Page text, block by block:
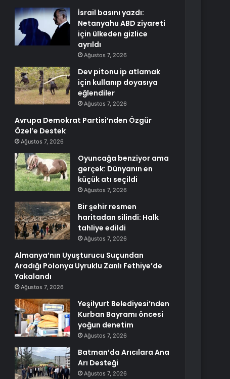
İsrail basını yazdı:
Netanyahu ABD ziyareti
için ülkeden gizlice
ayrıldı
Ağustos 7, 2026
Dev pitonu ip atlamak
için kullanıp doyasıya
eğlendiler
Ağustos 7, 2026
Avrupa Demokrat Partisi’nden Özgür
Özel’e Destek
Ağustos 7, 2026
Oyuncağa benziyor ama
gerçek: Dünyanın en
küçük atı seçildi
Ağustos 7, 2026
Bir şehir resmen
haritadan silindi: Halk
tahliye edildi
Ağustos 7, 2026
Almanya’nın Uyuşturucu Suçundan
Aradığı Polonya Uyruklu Zanlı Fethiye’de
Yakalandı
Ağustos 7, 2026
Yeşilyurt Belediyesi’nden
Kurban Bayramı öncesi
yoğun denetim
Ağustos 7, 2026
Batman’da Arıcılara Ana
Arı Desteği
Ağustos 7, 2026